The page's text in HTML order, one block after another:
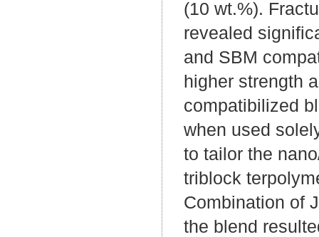
(10 wt.%).
revealed
and SBM
higher strength
compatibilized
when used
to tailor the
triblock
Combination of
the blend